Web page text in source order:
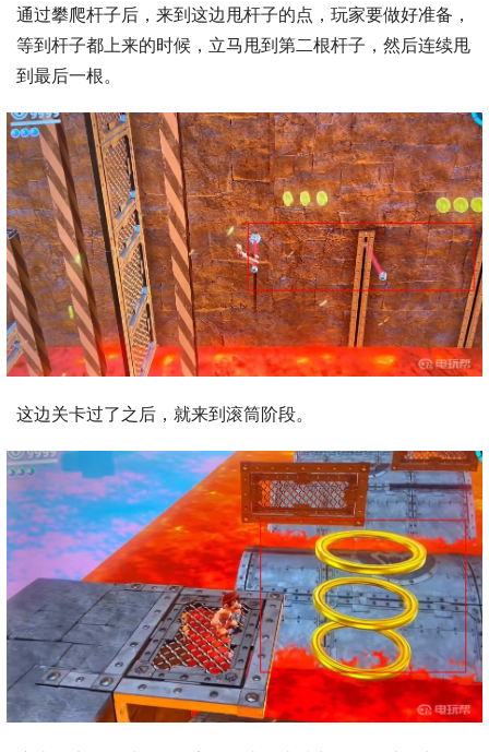
通过攀爬杆子后，来到这边甩杆子的点，玩家要做好准备，
等到杆子都上来的时候，立马甩到第二根杆子，然后连续甩
到最后一根。
这边关卡过了之后，就来到滚筒阶段。